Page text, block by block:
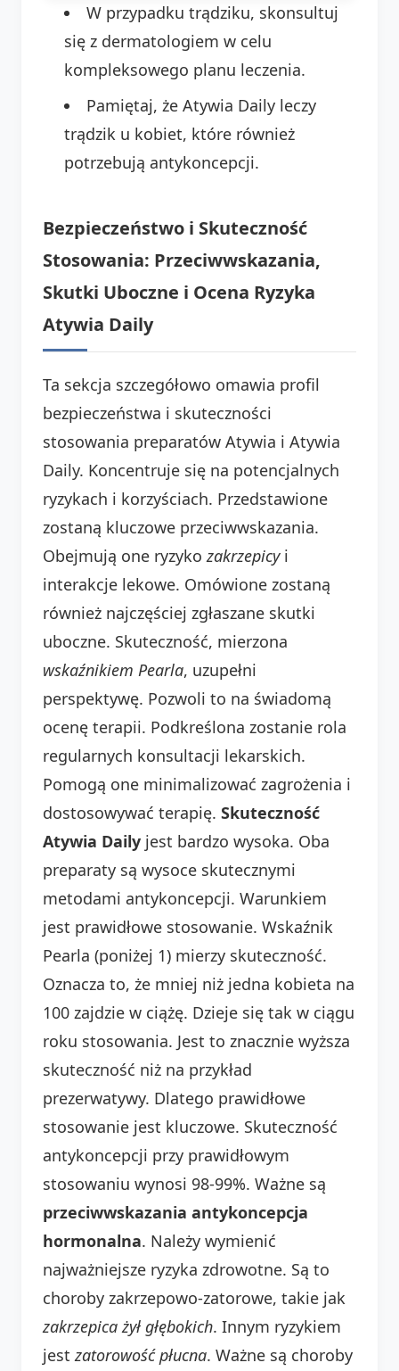
W przypadku trądziku, skonsultuj
się z dermatologiem w celu
kompleksowego planu leczenia.
Pamiętaj, że Atywia Daily leczy
trądzik u kobiet, które również
potrzebują antykoncepcji.
Bezpieczeństwo i Skuteczność
Stosowania: Przeciwwskazania,
Skutki Uboczne i Ocena Ryzyka
Atywia Daily
Ta sekcja szczegółowo omawia profil
bezpieczeństwa i skuteczności
stosowania preparatów Atywia i Atywia
Daily. Koncentruje się na potencjalnych
ryzykach i korzyściach. Przedstawione
zostaną kluczowe przeciwwskazania.
Obejmują one ryzyko zakrzepicyi
interakcje lekowe. Omówione zostaną
również najczęściej zgłaszane skutki
uboczne. Skuteczność, mierzona
wskaźnikiem Pearla, uzupełni
perspektywę. Pozwoli to na świadomą
ocenę terapii. Podkreślona zostanie rola
regularnych konsultacji lekarskich.
Pomogą one minimalizować zagrożenia i
dostosowywać terapię. Skuteczność
Atywia Daily jest bardzo wysoka. Oba
preparaty są wysoce skutecznymi
metodami antykoncepcji. Warunkiem
jest prawidłowe stosowanie. Wskaźnik
Pearla (poniżej 1) mierzy skuteczność.
Oznacza to, że mniej niż jedna kobieta na
100 zajdzie w ciążę. Dzieje się tak w ciągu
roku stosowania. Jest to znacznie wyższa
skuteczność niż na przykład
prezerwatywy. Dlatego prawidłowe
stosowanie jest kluczowe. Skuteczność
antykoncepcji przy prawidłowym
stosowaniu wynosi 98-99%. Ważne są
przeciwwskazania antykoncepcja
hormonalna. Należy wymienić
najważniejsze ryzyka zdrowotne. Są to
choroby zakrzepowo-zatorowe, takie jak
zakrzepica żył głębokich. Innym ryzykiem
jest zatorowość płucna. Ważne są choroby